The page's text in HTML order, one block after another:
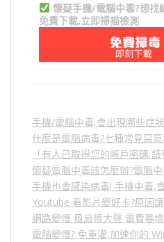
懷疑手機/電腦中毒?想找
免費下載,立即掃描檢測
手機/電腦中毒,會出現哪些症
什麼是電腦病毒?七種常見惡
「有人已取得您的帳戶密碼,
懷疑電腦中毒該怎麼辦?電腦
手機也會感染病毒! 手機中毒,
Youtube 看影片變好卡?原因
網路變慢 風扇很大聲 電費暴
電腦變慢? 免重灌,加速你的